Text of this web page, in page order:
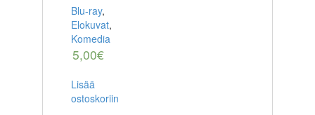
Blu-ray,
Elokuvat,
Komedia
5,00€
Lisää
ostoskoriin